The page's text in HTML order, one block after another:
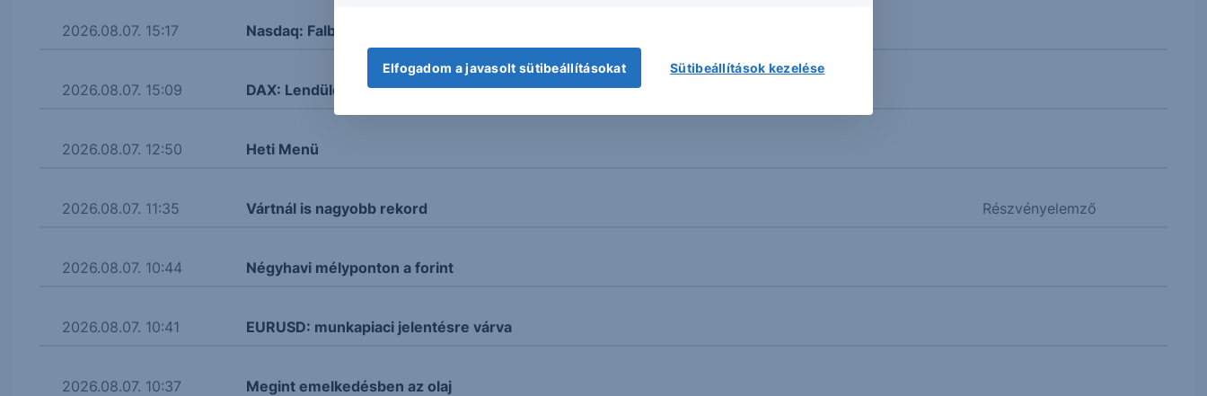
2026.08.07. 15:17 Nasdaq: Falba ütközött
2026.08.07. 15:09 DAX: Lendületbe jött
2026.08.07. 12:50 Heti Menü
2026.08.07. 11:35 Vártnál is nagyobb rekord Részvényelemző
2026.08.07. 10:44 Négyhavi mélyponton a forint
2026.08.07. 10:41 EURUSD: munkapiaci jelentésre várva
2026.08.07. 10:37 Megint emelkedésben az olaj
Elfogadom a javasolt sütibeállításokat Sütibeállítások kezelése